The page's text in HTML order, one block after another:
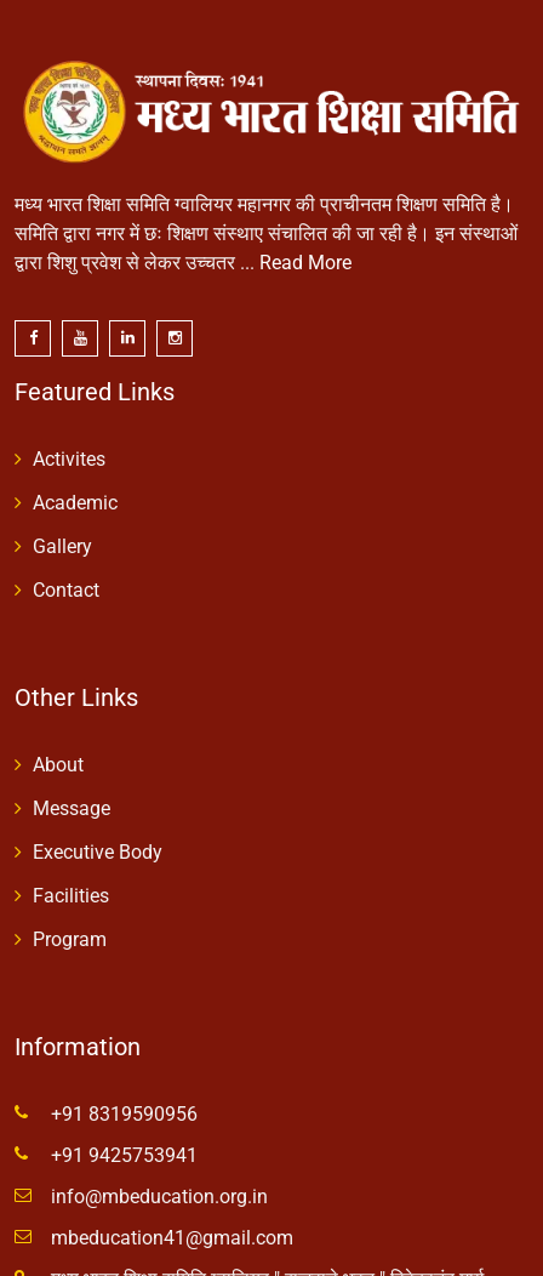
मध्य भारत शिक्षा समिति ग्वालियर महानगर की प्राचीनतम शिक्षण समिति है।
समिति द्वारा नगर में छः शिक्षण संस्थाए संचालित की जा रही है। इन संस्थाओं
द्वारा शिशु प्रवेश से लेकर उच्चतर ... Read More
Featured Links
Activites
Academic
Gallery
Contact
Other Links
About
Message
Executive Body
Facilities
Program
Information
+91 8319590956
+91 9425753941
info@mbeducation.org.in
mbeducation41@gmail.com